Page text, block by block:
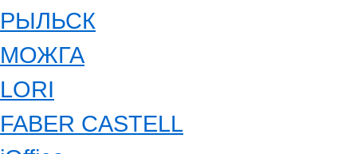
РЫЛЬСК
МОЖГА
LORI
FABER CASTELL